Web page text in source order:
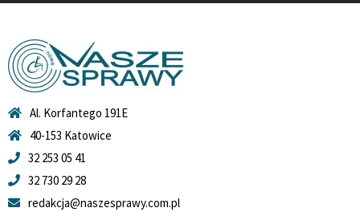
Al. Korfantego 191E
40-153 Katowice
32 253 05 41
32 730 29 28
redakcja@naszesprawy.com.pl